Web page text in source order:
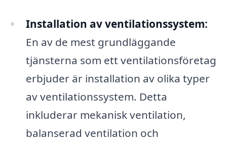
Installation av ventilationssystem:
En av de mest grundläggande
tjänsterna som ett ventilationsföretag
erbjuder är installation av olika typer
av ventilationssystem. Detta
inkluderar mekanisk ventilation,
balanserad ventilation och